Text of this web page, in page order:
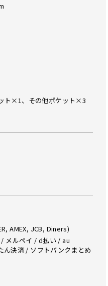
ト×1、その他ポケット×3
AMEX, JCB, Diners)
メルペイ / d払い / au
ん決済 / ソフトバンクまとめ